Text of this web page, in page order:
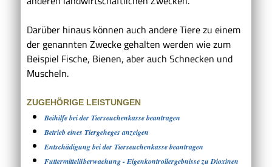
Darüber hinaus können auch andere Tiere zu einem
der genannten Zwecke gehalten werden wie zum
Beispiel Fische, Bienen, aber auch Schnecken und
Muscheln.
ZUGEHÖRIGE LEISTUNGEN
Beihilfe bei der Tierseuchenkasse beantragen
Betrieb eines Tiergeheges anzeigen
Entschädigung bei der Tierseuchenkasse beantragen
Futtermittelüberwachung - Eigenkontrollergebnisse zu Dioxinen